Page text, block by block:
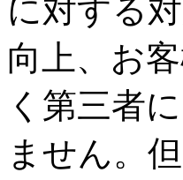
に対する
向上、お
く第三者
ません。